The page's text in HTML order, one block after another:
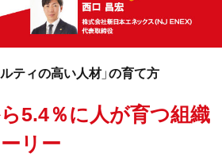
ティの高い人材」の育て方
5.4％に人が育つ組織
リー